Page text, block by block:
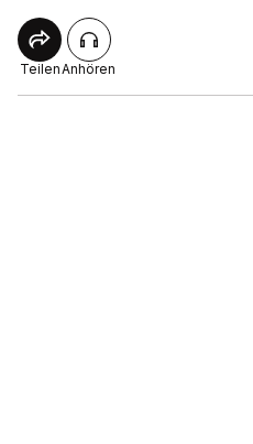
TeilenAnhören